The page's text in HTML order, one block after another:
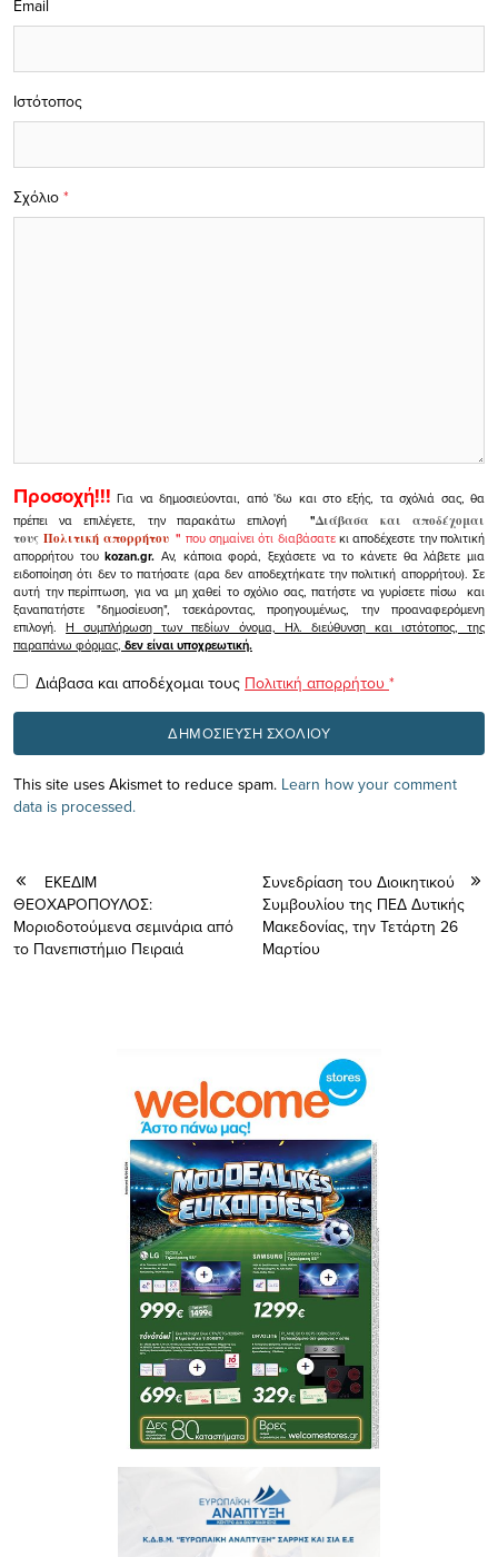
Σχόλιο *
Email
Ιστότοπος
Προσοχή!!! Για να δημοσιεύονται, από 'δω και στο εξής, τα σχόλιά σας, θα
πρέπει να επιλέγετε, την παρακάτω επιλογή
"Διάβασα και αποδέχομαι
τουςΠολιτική απορρήτου" που σημαίνει ότι διαβάσατεκι αποδέχεστε την πολιτική
απορρήτου τουkozan.gr. Αν, κάποια φορά, ξεχάσετε να το κάνετε θα λάβετε μια
ειδοποίηση ότι δεν το πατήσατε (αρα δεν αποδεχτήκατε την πολιτική απορρήτου). Σε
αυτή την περίπτωση, για να μη χαθεί το σχόλιο σας, πατήστε να γυρίσετε πίσω και
ξαναπατήστε "δημοσίευση", τσεκάροντας, προηγουμένως, την προαναφερόμενη
επιλογή.Η συμπλήρωση των πεδίων όνομα, Ηλ. διεύθυνση και ιστότοπος, της
παραπάνω φόρμας, δεν είναι υποχρεωτική.
Διάβασα και αποδέχομαι τους Πολιτική απορρήτου *
This site uses Akismet to reduce spam. Learn how your comment
data is processed.
ΕΚΕΔΙΜ
ΘΕΟΧΑΡΟΠΟΥΛΟΣ:
Μοριοδοτούμενα σεμινάρια από
το Πανεπιστήμιο Πειραιά
Συνεδρίαση του Διοικητικού
Συμβουλίου της ΠΕΔ Δυτικής
Μακεδονίας, την Τετάρτη 26
Μαρτίου